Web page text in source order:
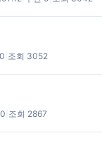
조회 3052
조회 2867